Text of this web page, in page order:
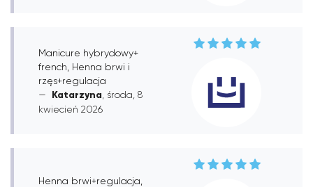
Manicure hybrydowy+
french, Henna brwi i
rzęs+regulacja
Katarzyna , środa, 8
kwiecień 2026
Henna brwi+regulacja,